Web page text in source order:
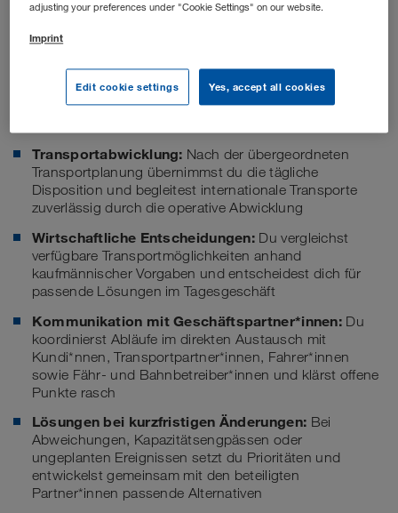
Stellenbeschreibung
Transportabwicklung: Nach der übergeordneten
Transportplanung übernimmst du die tägliche
Disposition und begleitest internationale Transporte
zuverlässig durch die operative Abwicklung
Wirtschaftliche Entscheidungen: Du vergleichst
verfügbare Transportmöglichkeiten anhand
kaufmännischer Vorgaben und entscheidest dich für
passende Lösungen im Tagesgeschäft
Kommunikation mit Geschäftspartner*innen: Du
koordinierst Abläufe im direkten Austausch mit
Kundi*nnen, Transportpartner*innen, Fahrer*innen
sowie Fähr- und Bahnbetreiber*innen und klärst offene
Punkte rasch
Lösungen bei kurzfristigen Änderungen: Bei
Abweichungen, Kapazitätsengpässen oder
ungeplanten Ereignissen setzt du Prioritäten und
entwickelst gemeinsam mit den beteiligten
Partner*innen passende Alternativen
adjusting your preferences under "Cookie Settings" on our website.
Imprint
Edit cookie settings Yes, accept all cookies